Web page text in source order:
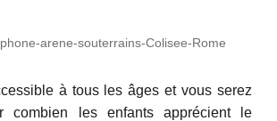
arene-souterrains-Colisee-Rome
à tous les âges et vous serez
combien les enfants apprécient le